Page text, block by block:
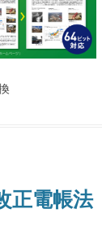
正電帳法